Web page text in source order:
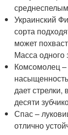
Украинский
сорта
может
Масса одного
Комсомолец –
дает стрелки,
десяти
Спас –
отлично